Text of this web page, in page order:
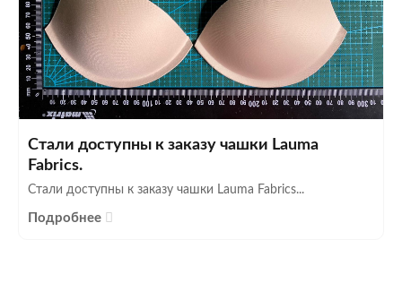
Стали доступны к заказу чашки Lauma
Fabrics.
Стали доступны к заказу чашки Lauma Fabrics...
Подробнее